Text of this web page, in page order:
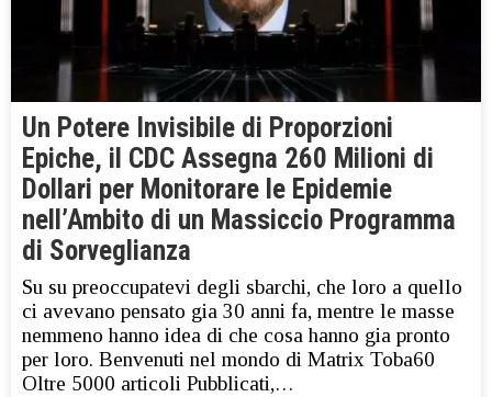
Un Potere Invisibile di Proporzioni
Epiche, il CDC Assegna 260 Milioni di
Dollari per Monitorare le Epidemie
nell’Ambito di un Massiccio Programma
di Sorveglianza
Su su preoccupatevi degli sbarchi, che loro a quello
ci avevano pensato gia 30 anni fa, mentre le masse
nemmeno hanno idea di che cosa hanno gia pronto
per loro. Benvenuti nel mondo di Matrix Toba60
Oltre 5000 articoli Pubblicati,…